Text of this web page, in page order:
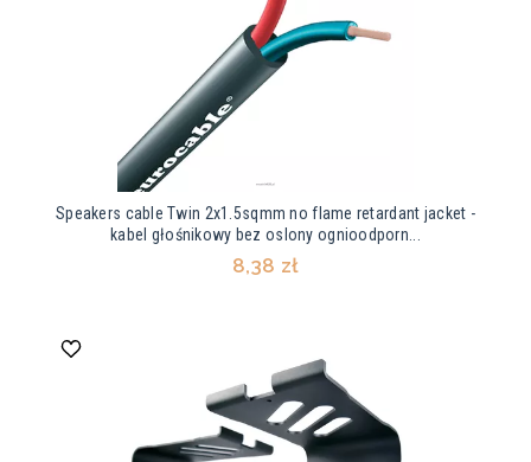
Speakers cable Twin 2x1.5sqmm no flame retardant jacket -
kabel głośnikowy bez oslony ognioodporn...
8,38 zł